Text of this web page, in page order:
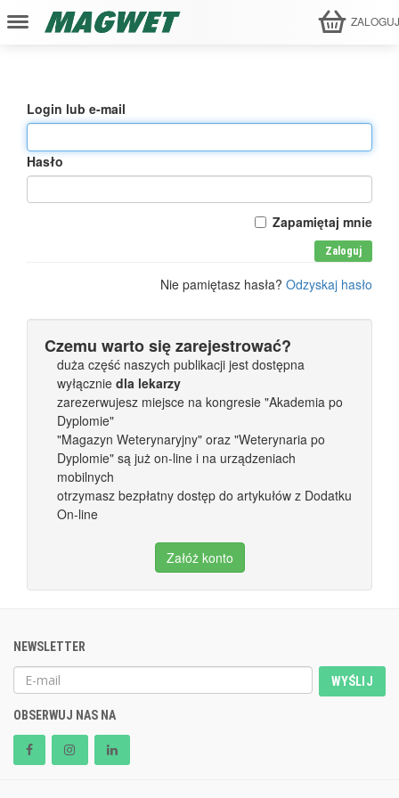
Login lub e-mail
Hasło
Zapamiętaj mnie
Zaloguj
Nie pamiętasz hasła? Odzyskaj hasło
Czemu warto się zarejestrować?
duża część naszych publikacji jest dostępna
wyłącznie dla lekarzy
zarezerwujesz miejsce na kongresie "Akademia po
Dyplomie"
"Magazyn Weterynaryjny" oraz "Weterynaria po
Dyplomie" są już on-line i na urządzeniach
mobilnych
otrzymasz bezpłatny dostęp do artykułów z Dodatku
On-line
Załóż konto
NEWSLETTER
WYŚLIJ
OBSERWUJ NAS NA